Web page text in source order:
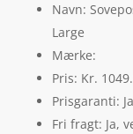
Navn:
Large
Mærke:
Pris: Kr.
Prisgaranti: Ja
Fri fragt: Ja,